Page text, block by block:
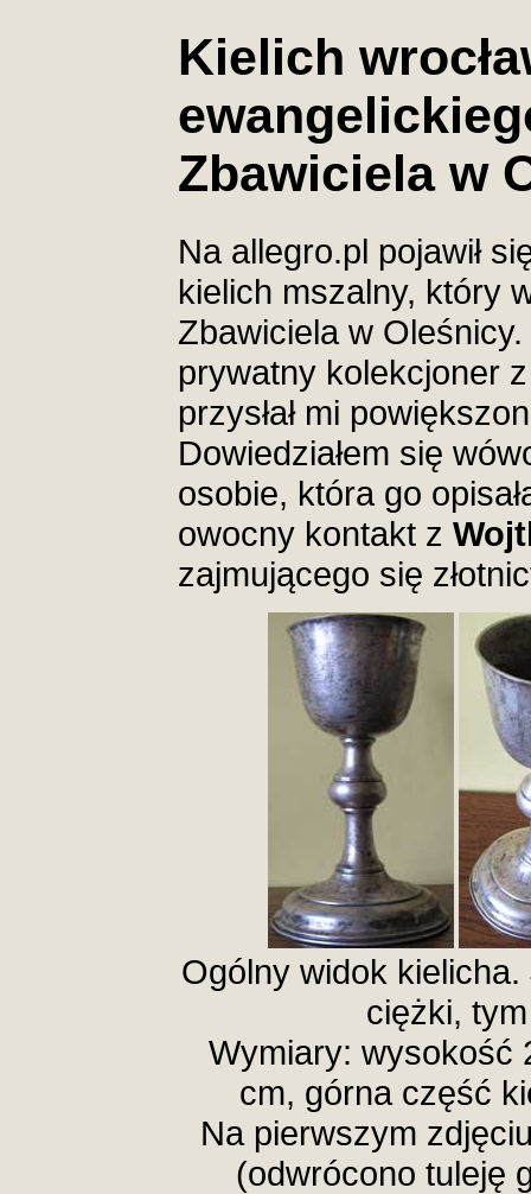
Kielich
Zbawiciela w
Na allegro.pl pojawił
kielich mszalny, który
Zbawiciela w
prywatny kolekcjoner
przysłał mi
Dowiedziałem się
osobie, która go
owocny kontakt z
zajmującego się
Ogólny widok
ciężki,
Wymiary: wysokość
cm, górna część
Na pierwszym
(odwrócono tuleję